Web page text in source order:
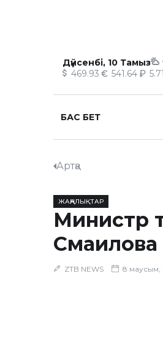
Дүйсенбі, 10 Тамыз
469.93 541.64 5.71
БАС БЕТ
Артқа
ЖАҢАЛЫҚТАР
Министр
Смаилова
ZTB NEWS 8 маусым,